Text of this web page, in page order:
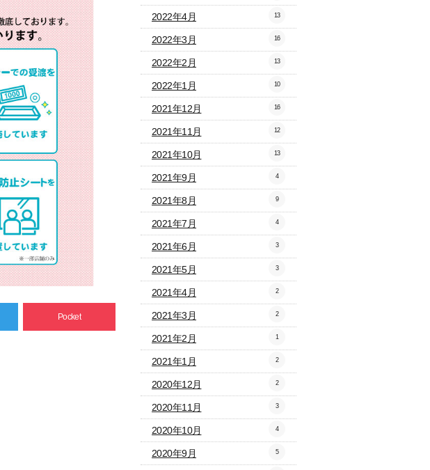
Pocket
2022年4月 13
2022年3月 16
2022年2月 13
2022年1月 10
2021年12月 16
2021年11月 12
2021年10月 13
2021年9月 4
2021年8月 9
2021年7月 4
2021年6月 3
2021年5月 3
2021年4月 2
2021年3月 2
2021年2月 1
2021年1月 2
2020年12月 2
2020年11月 3
2020年10月 4
2020年9月 5